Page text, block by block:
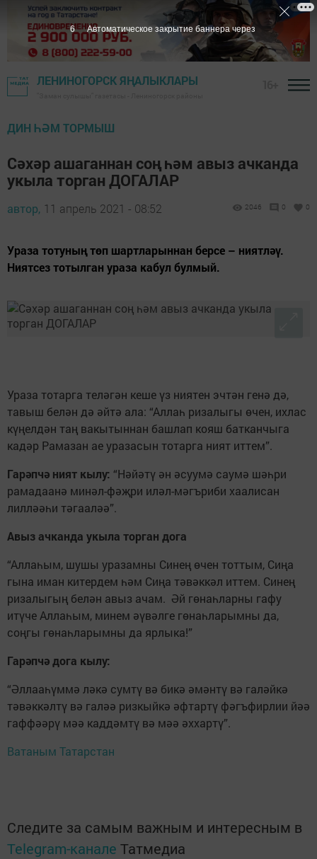
ЛЕНИНОГОРСК ЯҢАЛЫКЛАРЫ
ДИН ҺӘМ ТОРМЫШ
Сәхәр ашаганнан соң һәм авыз ачканда
укыла торган ДОГАЛАР
автор, 11 апрель 2021 - 08:52 2046 0 0
Ураза тотуның төп шартларыннан берсе – ниятләү.
Ниятсез тотылган ураза кабул булмый.
Ураза тотарга теләгән кеше үз ниятен эчтән генә дә,
тавыш белән дә әйтә ала: “Аллаһ ризалыгы өчен, ихлас
күңелдән таң вакытыннан башлап кояш батканчыга
кадәр Рамазан ае уразасын тотарга ният иттем”.
Гарәпчә ният кылу: “Нәйәтү ән әсуумә саумә шәһри
рамадаанә минәл-фәҗри иләл-мәгъриби хаалисан
лилләәһи тәгааләә”.
Авыз ачканда укыла торган дога
“Аллаһым, шушы уразамны Синең өчен тоттым, Сиңа
гына иман китердем һәм Сиңа тәвәккәл иттем. Синең
ризалыгың белән авыз ачам. Әй гөнаһларны гафу
итүче Аллаһым, минем әүвәлге гөнаһларымны да,
соңгы гөнаһларымны да ярлыка!”
Гарәпчә дога кылу:
“Әллааһүммә ләкә сумтү вә бикә әмәнтү вә галәйкә
тәвәккәлтү вә галәә ризкыйкә әфтартү фәгъфирлии йәә
гаффәәрү мәә каддәмтү вә мәә әххартү”.
Ватаным Татарстан
Следите за самым важным и интересным в
Telegram-канале Татмедиа
5 Автоматическое закрытие баннера через